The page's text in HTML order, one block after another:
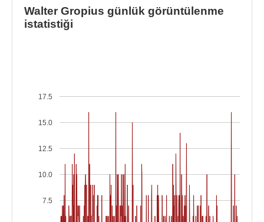
Walter Gropius günlük görüntülenme
istatistiği
7.5
10.0
12.5
15.0
17.5